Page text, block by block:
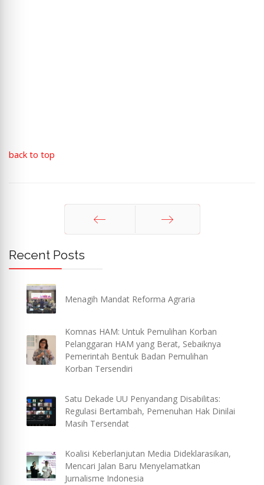
back to top
Recent Posts
Menagih Mandat Reforma Agraria
Komnas HAM: Untuk Pemulihan Korban
Pelanggaran HAM yang Berat, Sebaiknya
Pemerintah Bentuk Badan Pemulihan
Korban Tersendiri
Satu Dekade UU Penyandang Disabilitas:
Regulasi Bertambah, Pemenuhan Hak Dinilai
Masih Tersendat
Koalisi Keberlanjutan Media Dideklarasikan,
Mencari Jalan Baru Menyelamatkan
Jurnalisme Indonesia